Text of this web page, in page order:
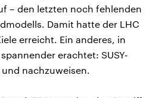
– den letzten noch fehlenden
Damit hatte der LHC
erreicht. Ein anderes, in
erachtet: SUSY-
nachzuweisen.